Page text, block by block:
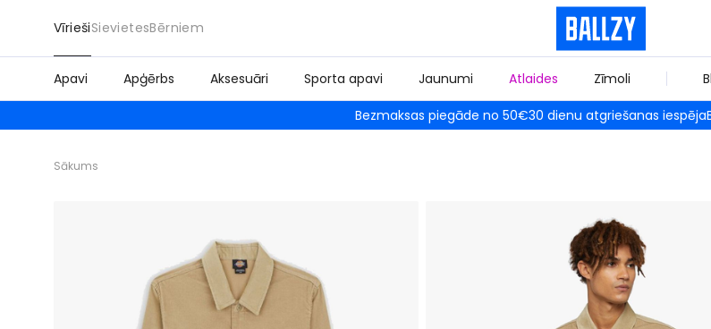
VīriešiSievietesBērniem
Apavi Apģērbs Aksesuāri Sporta apavi Jaunumi Atlaides Zīmoli
Bezmaksas piegāde no 50€30 dienu atgriešanas iespēja
Sākums